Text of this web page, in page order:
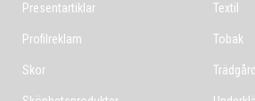
Presentartiklar
Profilreklam
Skor
Textil
Tobak
Trädgård